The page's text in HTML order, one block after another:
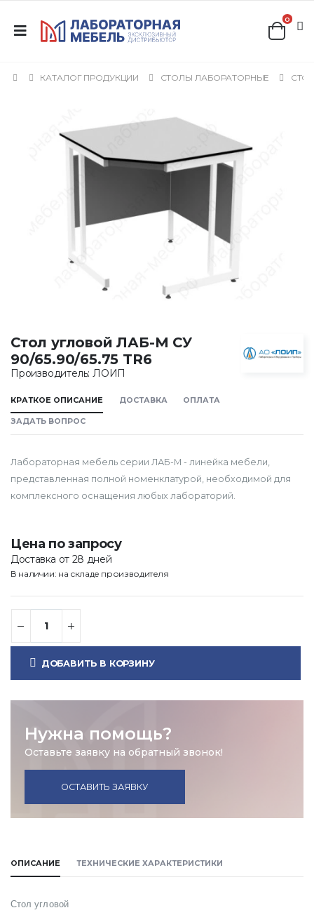
0
КАТАЛОГ ПРОДУКЦИИ СТОЛЫ ЛАБОРАТОРНЫЕ
Стол угловой ЛАБ-М СУ
90/65.90/65.75 TR6
Производитель: ЛОИП
КРАТКОЕ ОПИСАНИЕ ДОСТАВКА ОПЛАТА
ЗАДАТЬ ВОПРОС
Лабораторная мебель серии ЛАБ-М - линейка мебели,
представленная полной номенклатурой, необходимой для
комплексного оснащения любых лабораторий.
Цена по запросу
Доставка от 28 дней
В наличии: на складе производителя
ДОБАВИТЬ В КОРЗИНУ
Нужна помощь?
Оставьте заявку на обратный звонок!
ОСТАВИТЬ ЗАЯВКУ
ОПИСАНИЕ ТЕХНИЧЕСКИЕ ХАРАКТЕРИСТИКИ
Стол угловой